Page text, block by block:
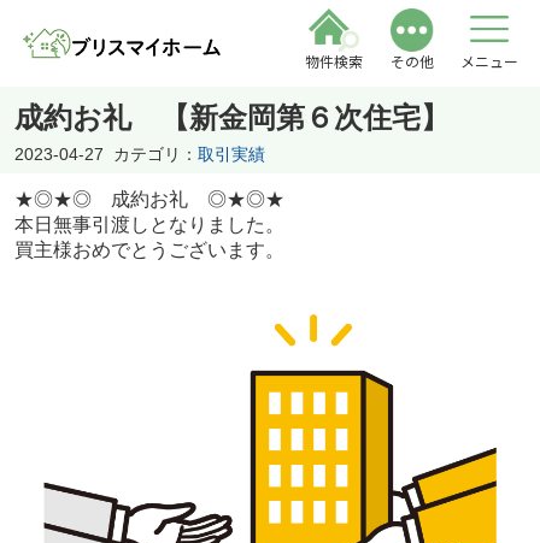
物件検索 その他 メニュー
成約お礼 【新金岡第６次住宅】
2023-04-27 カテゴリ： 取引実績
★◎★◎ 成約お礼 ◎★◎★
本日無事引渡しとなりました。
買主様おめでとうございます。